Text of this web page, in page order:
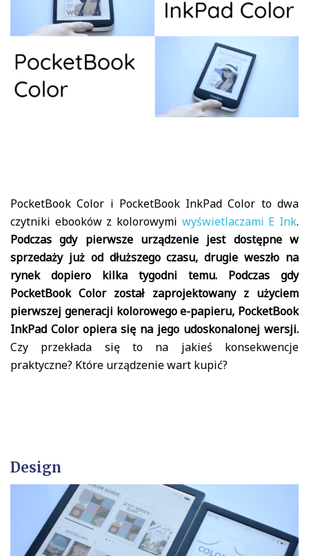
PocketBook Color i PocketBook InkPad Color to dwa
czytniki ebooków z kolorowymi wyświetlaczami E Ink.
Podczas gdy pierwsze urządzenie jest dostępne w
sprzedaży już od dłuższego czasu, drugie weszło na
rynek dopiero kilka tygodni temu. Podczas gdy
PocketBook Color został zaprojektowany z użyciem
pierwszej generacji kolorowego e-papieru, PocketBook
InkPad Color opiera się na jego udoskonalonej wersji.
Czy przekłada się to na jakieś konsekwencje
praktyczne? Które urządzenie wart kupić?
Design